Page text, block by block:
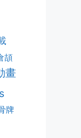
頡
畫
牌